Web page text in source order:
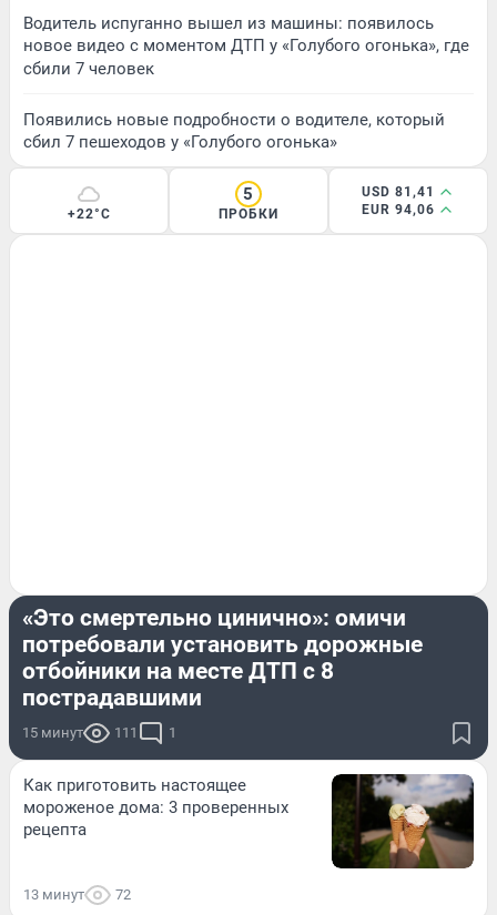
Водитель испуганно вышел из машины: появилось
новое видео с моментом ДТП у «Голубого огонька», где
сбили 7 человек
Появились новые подробности о водителе, который
сбил 7 пешеходов у «Голубого огонька»
+22°C
5
ПРОБКИ
USD 81,41
EUR 94,06
«Это смертельно цинично»: омичи
потребовали установить дорожные
отбойники на месте ДТП с 8
пострадавшими
15 минут 111 1
Как приготовить настоящее
мороженое дома: 3 проверенных
рецепта
13 минут 72